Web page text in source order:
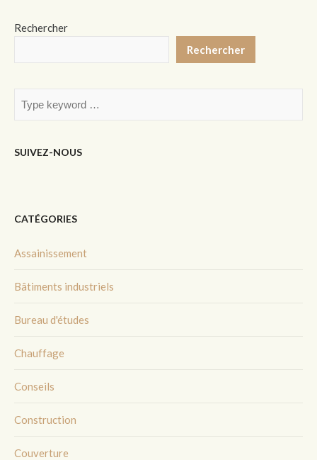
Rechercher
Rechercher
SUIVEZ-NOUS
CATÉGORIES
Assainissement
Bâtiments industriels
Bureau d'études
Chauffage
Conseils
Construction
Couverture